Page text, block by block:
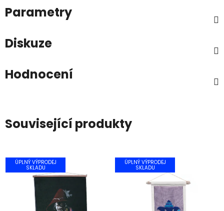
Parametry
Diskuze
Hodnocení
Související produkty
ÚPLNÝ VÝPRODEJ
SKLADU
ÚPLNÝ VÝPRODEJ
SKLADU